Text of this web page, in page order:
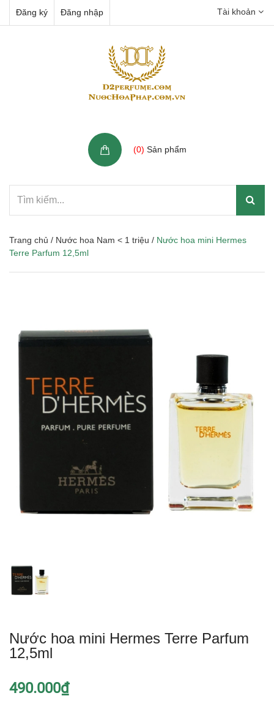
Đăng ký Đăng nhập Tài khoản
(0) Sản phẩm
Trang chủ / Nước hoa Nam < 1 triệu / Nước hoa mini Hermes
Terre Parfum 12,5ml
Nước hoa mini Hermes Terre Parfum
12,5ml
490.000₫